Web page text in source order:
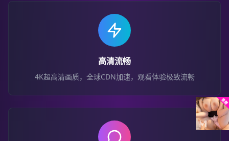
高清流畅
4K超高清画质，全球CDN加速，观看体验极致流畅